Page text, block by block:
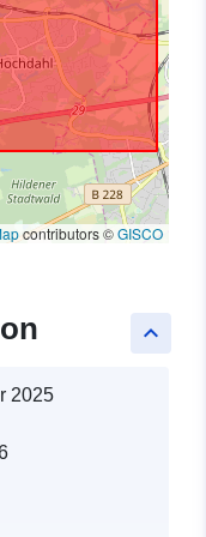
contributors ©GISCO
keyboard_arrow_up
2025